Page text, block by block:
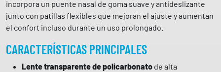
I
O
1
incorpora un puente nasal de goma suave y antideslizante
junto con patillas flexibles que mejoran el ajuste y aumentan
el confort incluso durante un uso prolongado.
CARACTERÍSTICAS PRINCIPALES
Lente transparente de policarbonato de alta